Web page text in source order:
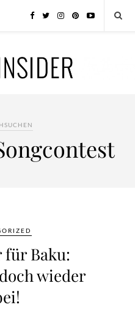
für Baku:
wieder